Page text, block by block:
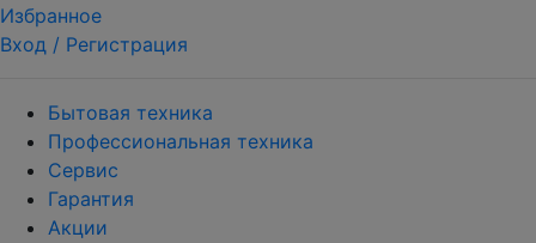
Избранное
Вход / Регистрация
Бытовая техника
Профессиональная техника
Сервис
Гарантия
Акции